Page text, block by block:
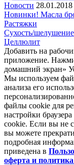
Новости 28.01.2018
Новинки! Масла
Растяжки
Сухость/шелушение
Целлюлит
Добавить на
приложение.
домашний экран»
Мы используем
анализа его
файлы cookie для
настройки
cookie. Если вы не
вы можете
подробная
приведена в
оферта и